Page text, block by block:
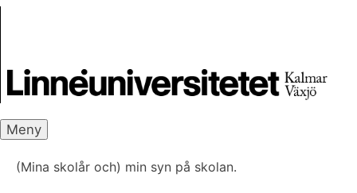
Meny
(Mina skolår och) min syn på skolan.